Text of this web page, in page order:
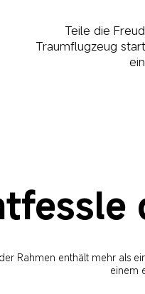
Teile die
Traumflugzeug
Rahmen enthält mehr als
einem